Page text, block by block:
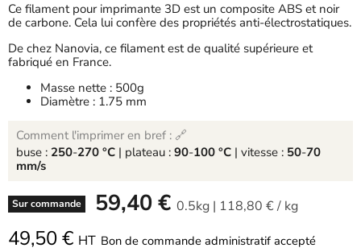
Ce filament pour imprimante 3D est un composite ABS et noir
de carbone. Cela lui confère des propriétés anti-électrostatiques.
De chez Nanovia, ce filament est de qualité supérieure et
fabriqué en France.
Masse nette : 500g
Diamètre : 1.75 mm
Comment l'imprimer en bref : 🔗
buse : 250-270 °C | plateau : 90-100 °C | vitesse : 50-70
mm/s
Sur commande -
59,40 € 0.5kg | 118,80 €/ kg
49,50 € HT Bon de commande administratif accepté